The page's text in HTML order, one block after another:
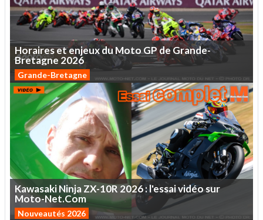
HorairesetenjeuxduMotoGPdeGrande-
Bretagne 2026
Grande-Bretagne
KawasakiNinjaZX-10R 2026:l'essaividéosur
Moto-Net.Com
Nouveautés 2026